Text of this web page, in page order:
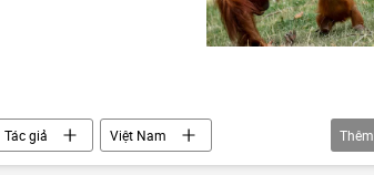
Tác giả
Việt Nam
Thêm